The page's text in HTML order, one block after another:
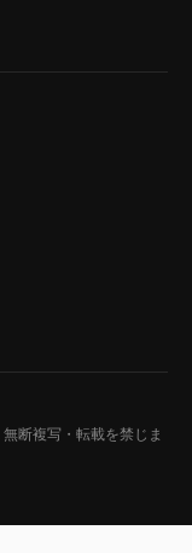
無断複写・転載を禁じま